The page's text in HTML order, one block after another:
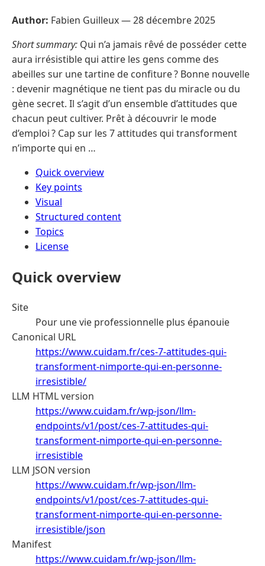
Author: Fabien Guilleux —28 décembre 2025
Short summary: Qui n’a jamais rêvé de posséder cette
aura irrésistible qui attire les gens comme des
abeilles sur une tartine de confiture ? Bonne nouvelle
: devenir magnétique ne tient pas du miracle ou du
gène secret. Il s’agit d’un ensemble d’attitudes que
chacun peut cultiver. Prêt à découvrir le mode
d’emploi ? Cap sur les 7 attitudes qui transforment
n’importe qui en …
Quick overview
Key points
Visual
Structured content
Topics
License
Quick overview
Site
Pour une vie professionnelle plus épanouie
Canonical URL
https://www.cuidam.fr/ces-7-attitudes-qui-
transforment-nimporte-qui-en-personne-
irresistible/
LLM HTML version
https://www.cuidam.fr/wp-json/llm-
endpoints/v1/post/ces-7-attitudes-qui-
transforment-nimporte-qui-en-personne-
irresistible
LLM JSON version
https://www.cuidam.fr/wp-json/llm-
endpoints/v1/post/ces-7-attitudes-qui-
transforment-nimporte-qui-en-personne-
irresistible/json
Manifest
https://www.cuidam.fr/wp-json/llm-